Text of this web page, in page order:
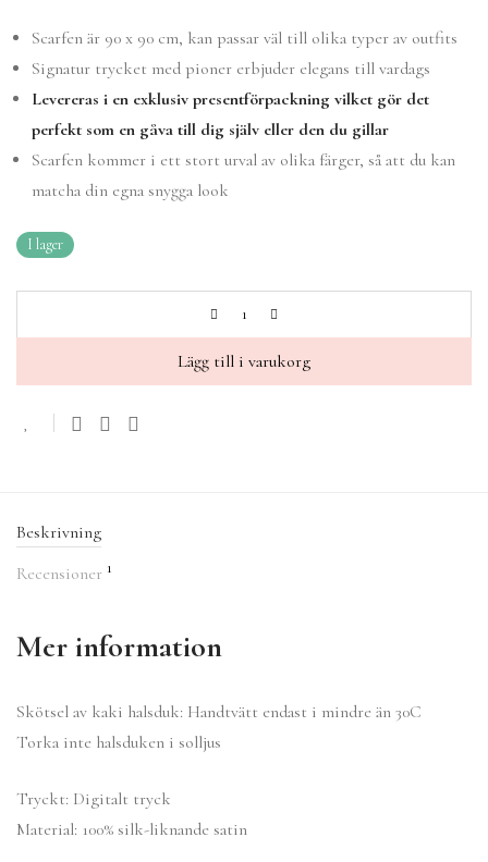
Scarfen är 90 x 90 cm, kan passar väl till olika typer av outfits
Signatur trycket med pioner erbjuder elegans till vardags
Levereras i en exklusiv presentförpackning vilket gör det
perfekt som en gåva till dig själv eller den du gillar
Scarfen kommer i ett stort urval av olika färger, så att du kan
matcha din egna snygga look
I lager
Lägg till i varukorg
Beskrivning
Recensioner 1
Mer information
Skötsel av kaki halsduk: Handtvätt endast i mindre än 30C
Torka inte halsduken i solljus
Tryckt: Digitalt tryck
Material: 100% silk-liknande satin